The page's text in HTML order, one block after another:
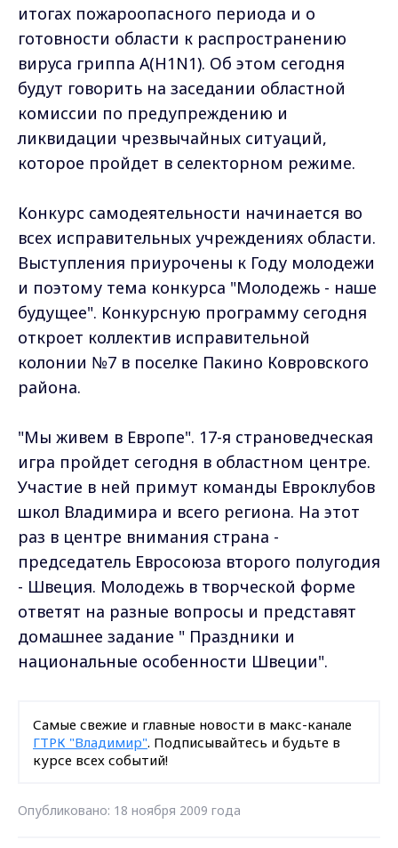
итогах пожароопасного периода и о
готовности области к распространению
вируса гриппа А(H1N1). Об этом сегодня
будут говорить на заседании областной
комиссии по предупреждению и
ликвидации чрезвычайных ситуаций,
которое пройдет в селекторном режиме.
Конкурс самодеятельности начинается во
всех исправительных учреждениях области.
Выступления приурочены к Году молодежи
и поэтому тема конкурса "Молодежь - наше
будущее". Конкурсную программу сегодня
откроет коллектив исправительной
колонии №7 в поселке Пакино Ковровского
района.
"Мы живем в Европе". 17-я страноведческая
игра пройдет сегодня в областном центре.
Участие в ней примут команды Евроклубов
школ Владимира и всего региона. На этот
раз в центре внимания страна -
председатель Евросоюза второго полугодия
- Швеция. Молодежь в творческой форме
ответят на разные вопросы и представят
домашнее задание " Праздники и
национальные особенности Швеции".
Самые свежие и главные новости в макс-канале
ГТРК "Владимир". Подписывайтесь и будьте в
курсе всех событий!
Опубликовано: 18 ноября 2009 года